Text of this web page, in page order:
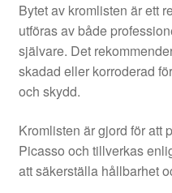
Bytet av kromlisten är ett
utföras av både
självare. Det
skadad eller korroderad
och skydd.
Kromlisten är gjord för att
Picasso och tillverkas
att säkerställa hållbarhet